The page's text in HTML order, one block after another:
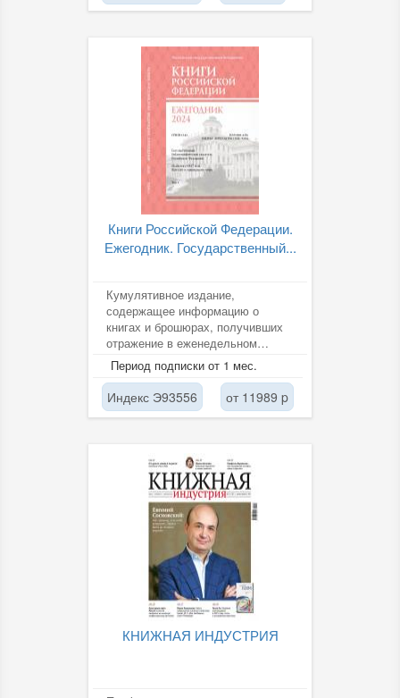
Книги Российской Федерации.
Ежегодник. Государственный...
Кумулятивное издание,
содержащее информацию о
книгах и брошюрах, получивших
отражение в еженедельном
указателе "Книги России" за
текущий год. Издание...
Период подписки от 1 мес.
Индекс Э93556 от 11989 p
КНИЖНАЯ ИНДУСТРИЯ